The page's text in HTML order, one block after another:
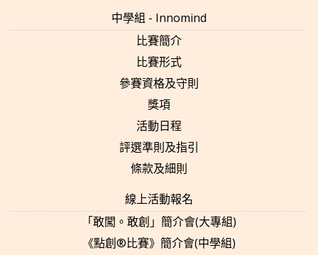
中學組 - Innomind
比賽簡介
比賽形式
參賽資格及守則
獎項
活動日程
評選準則及指引
條款及細則
線上活動報名
「敢闖。敢創」簡介會(大專組)
《點創®比賽》簡介會(中學組)